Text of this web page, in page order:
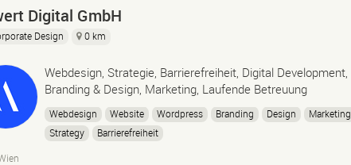
Digital GmbH
Design 0 km
Webdesign, Strategie, Barrierefreiheit, Digital Development,
Branding & Design, Marketing, Laufende Betreuung
Webdesign Website Wordpress Branding Design
Marketing
Strategy
Barrierefreiheit